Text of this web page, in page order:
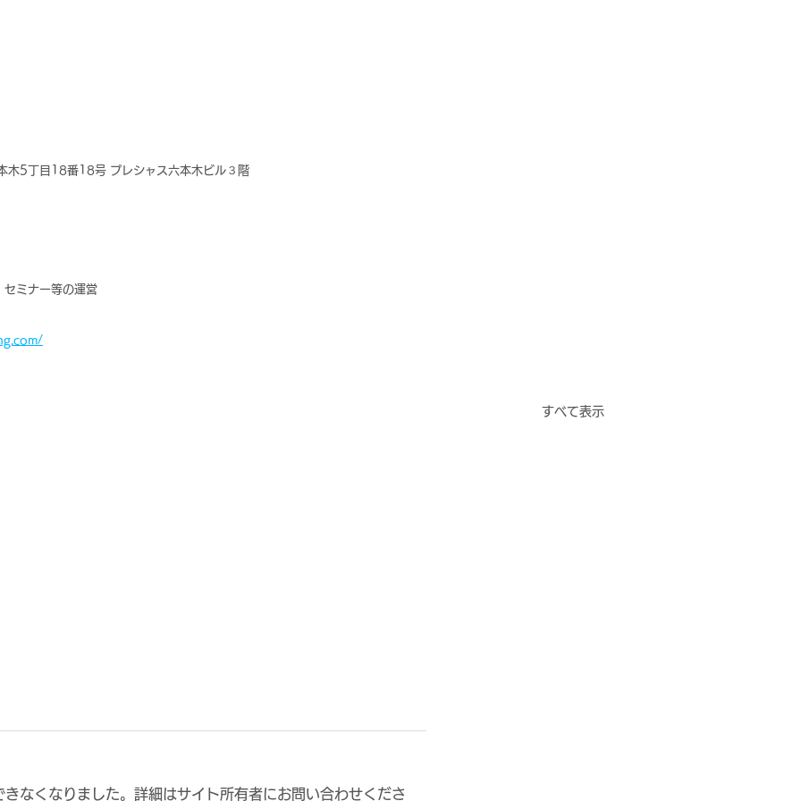
5丁目18番18号 プレシャス六本木ビル３階
セミナー等の運営
すべて表示
なくなりました。詳細はサイト所有者にお問い合わせくださ